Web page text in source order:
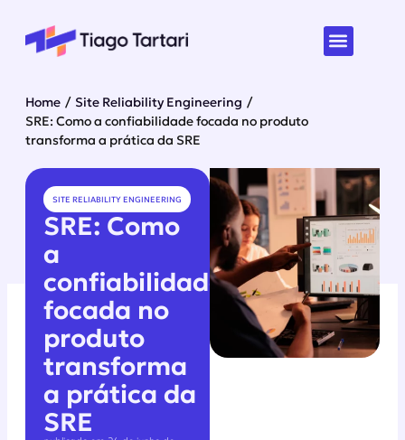
Home / Site Reliability Engineering /
SRE: Como a confiabilidade focada no produto
transforma a prática da SRE
SITE RELIABILITY ENGINEERING
SRE: Como
a
confiabilidade
focada no
produto
transforma
a prática da
SRE